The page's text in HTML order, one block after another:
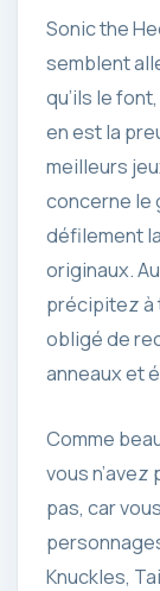
Sonic the
semblent
qu’ils le
en est la
meilleurs
concerne le
défilement
originaux.
précipitez à
obligé de
anneaux et
Comme
vous n’avez
pas, car
Knuckles,